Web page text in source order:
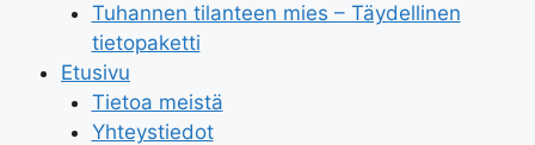
Tuhannen tilanteen mies – Täydellinen
tietopaketti
Etusivu
Tietoa meistä
Yhteystiedot